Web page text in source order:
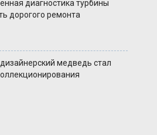
диагностика турбины
дорогого ремонта
медведь стал